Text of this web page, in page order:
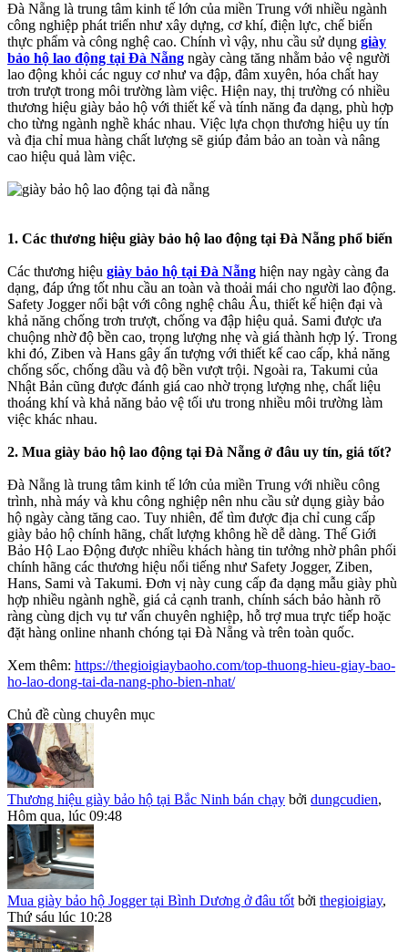
Đà Nẵng là trung tâm kinh tế lớn của miền Trung với nhiều ngành
công nghiệp phát triển như xây dựng, cơ khí, điện lực, chế biến
thực phẩm và công nghệ cao. Chính vì vậy, nhu cầu sử dụng giày
bảo hộ lao động tại Đà Nẵng ngày càng tăng nhằm bảo vệ người
lao động khỏi các nguy cơ như va đập, đâm xuyên, hóa chất hay
trơn trượt trong môi trường làm việc. Hiện nay, thị trường có nhiều
thương hiệu giày bảo hộ với thiết kế và tính năng đa dạng, phù hợp
cho từng ngành nghề khác nhau. Việc lựa chọn thương hiệu uy tín
và địa chỉ mua hàng chất lượng sẽ giúp đảm bảo an toàn và nâng
cao hiệu quả làm việc.
1. Các thương hiệu giày bảo hộ lao động tại Đà Nẵng phổ biến
Các thương hiệu giày bảo hộ tại Đà Nẵng hiện nay ngày càng đa
dạng, đáp ứng tốt nhu cầu an toàn và thoải mái cho người lao động.
Safety Jogger nổi bật với công nghệ châu Âu, thiết kế hiện đại và
khả năng chống trơn trượt, chống va đập hiệu quả. Sami được ưa
chuộng nhờ độ bền cao, trọng lượng nhẹ và giá thành hợp lý. Trong
khi đó, Ziben và Hans gây ấn tượng với thiết kế cao cấp, khả năng
chống sốc, chống dầu và độ bền vượt trội. Ngoài ra, Takumi của
Nhật Bản cũng được đánh giá cao nhờ trọng lượng nhẹ, chất liệu
thoáng khí và khả năng bảo vệ tối ưu trong nhiều môi trường làm
việc khác nhau.
2. Mua giày bảo hộ lao động tại Đà Nẵng ở đâu uy tín, giá tốt?
Đà Nẵng là trung tâm kinh tế lớn của miền Trung với nhiều công
trình, nhà máy và khu công nghiệp nên nhu cầu sử dụng giày bảo
hộ ngày càng tăng cao. Tuy nhiên, để tìm được địa chỉ cung cấp
giày bảo hộ chính hãng, chất lượng không hề dễ dàng. Thế Giới
Bảo Hộ Lao Động được nhiều khách hàng tin tưởng nhờ phân phối
chính hãng các thương hiệu nổi tiếng như Safety Jogger, Ziben,
Hans, Sami và Takumi. Đơn vị này cung cấp đa dạng mẫu giày phù
hợp nhiều ngành nghề, giá cả cạnh tranh, chính sách bảo hành rõ
ràng cùng dịch vụ tư vấn chuyên nghiệp, hỗ trợ mua trực tiếp hoặc
đặt hàng online nhanh chóng tại Đà Nẵng và trên toàn quốc.
Xem thêm: https://thegioigiaybaoho.com/top-thuong-hieu-giay-bao-
ho-lao-dong-tai-da-nang-pho-bien-nhat/
Chủ đề cùng chuyên mục
Thương hiệu giày bảo hộ tại Bắc Ninh bán chạy bởi dungcudien,
Hôm qua, lúc 09:48
Mua giày bảo hộ Jogger tại Bình Dương ở đâu tốt bởi thegioigiay,
Thứ sáu lúc 10:28